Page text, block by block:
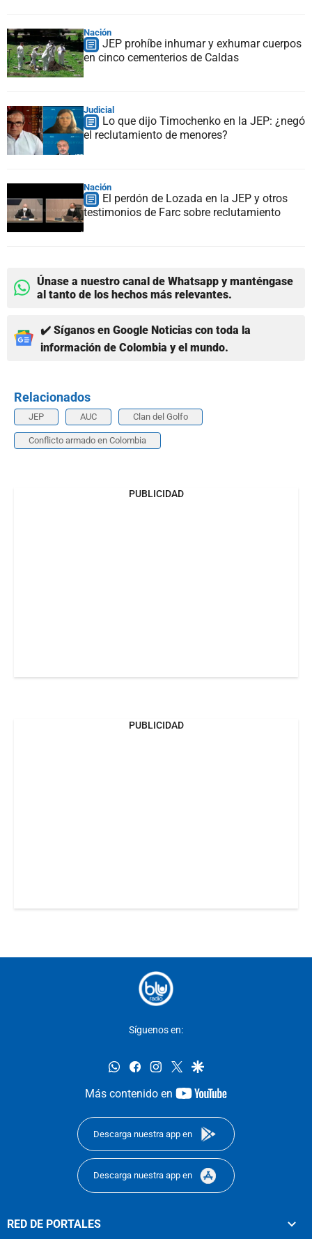
Nación
JEP prohíbe inhumar y exhumar cuerpos
en cinco cementerios de Caldas
Judicial
Lo que dijo Timochenko en la JEP: ¿negó
el reclutamiento de menores?
Nación
El perdón de Lozada en la JEP y otros
testimonios de Farc sobre reclutamiento
Únase a nuestro canal de Whatsapp y manténgase
al tanto de los hechos más relevantes.
✔️ Síganos en Google Noticias con toda la
información de Colombia y el mundo.
Relacionados
JEP AUC Clan del Golfo
Conflicto armado en Colombia
PUBLICIDAD
PUBLICIDAD
Síguenos en:
whatsappfacebookinstagram
twittergoogle
Más contenido en
youtube-
Descarga nuestra app en
Descarga nuestra app en
RED DE PORTALES